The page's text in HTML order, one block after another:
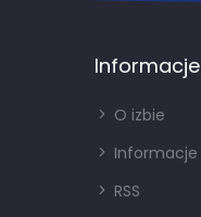
Informacje
O izbie
Informacje
RSS